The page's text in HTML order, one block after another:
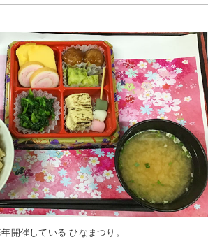
開催している ひなまつり。